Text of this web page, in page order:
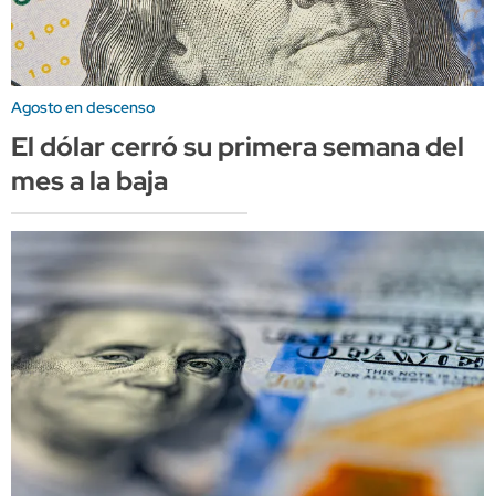
Agosto en descenso
El dólar cerró su primera semana del
mes a la baja